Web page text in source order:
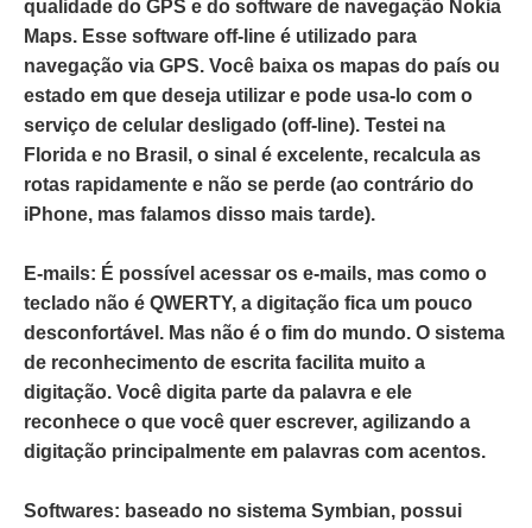
qualidade do GPS e do software de navegação Nokia
Maps. Esse software off-line é utilizado para
navegação via GPS. Você baixa os mapas do país ou
estado em que deseja utilizar e pode usa-lo com o
serviço de celular desligado (off-line). Testei na
Florida e no Brasil, o sinal é excelente, recalcula as
rotas rapidamente e não se perde (ao contrário do
iPhone, mas falamos disso mais tarde).
E-mails: É possível acessar os e-mails, mas como o
teclado não é QWERTY, a digitação fica um pouco
desconfortável. Mas não é o fim do mundo. O sistema
de reconhecimento de escrita facilita muito a
digitação. Você digita parte da palavra e ele
reconhece o que você quer escrever, agilizando a
digitação principalmente em palavras com acentos.
Softwares: baseado no sistema Symbian, possui